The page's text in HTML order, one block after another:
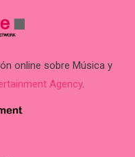
online sobre Música y
Agency.